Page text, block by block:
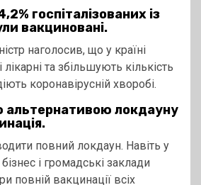
госпіталізованих із
вакциновані.
наголосив, що у країні
та збільшують кількість
коронавірусній хворобі.
альтернативою локдауну
повний локдаун. Навіть у
і громадські заклади
повній вакцинації всіх